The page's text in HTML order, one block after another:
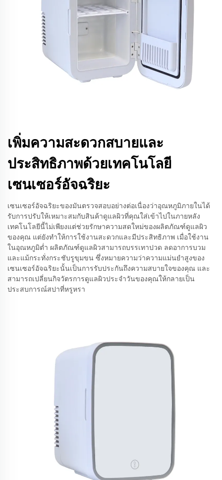
เพิ่มความสะดวกสบายและ
ประสิทธิภาพด้วยเทคโนโลยี
เซนเซอร์อัจฉริยะ
เซนเซอร์อัจฉริยะของมันตรวจสอบอย่างต่อเนื่องว่าอุณหภูมิภายในได้
รับการปรับให้เหมาะสมกับสินค้าดูแลผิวที่คุณใส่เข้าไปในภายหลัง
เทคโนโลยีนี้ไม่เพียงแต่ช่วยรักษาความสดใหม่ของผลิตภัณฑ์ดูแลผิว
ของคุณ แต่ยังทำให้การใช้งานสะดวกและมีประสิทธิภาพ เมื่อใช้งาน
ในอุณหภูมิต่ำ ผลิตภัณฑ์ดูแลผิวสามารถบรรเทาปวด ลดอาการบวม
และแม้กระทั่งกระชับรูขุมขน ซึ่งหมายความว่าความแม่นยำสูงของ
เซนเซอร์อัจฉริยะนั้นเป็นการรับประกันถึงความสบายใจของคุณ และ
สามารถเปลี่ยนกิจวัตรการดูแลผิวประจำวันของคุณให้กลายเป็น
ประสบการณ์สปาที่หรูหรา